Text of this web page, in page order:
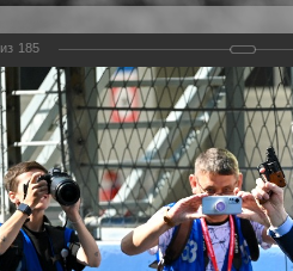
Версия для
Новости
из 185